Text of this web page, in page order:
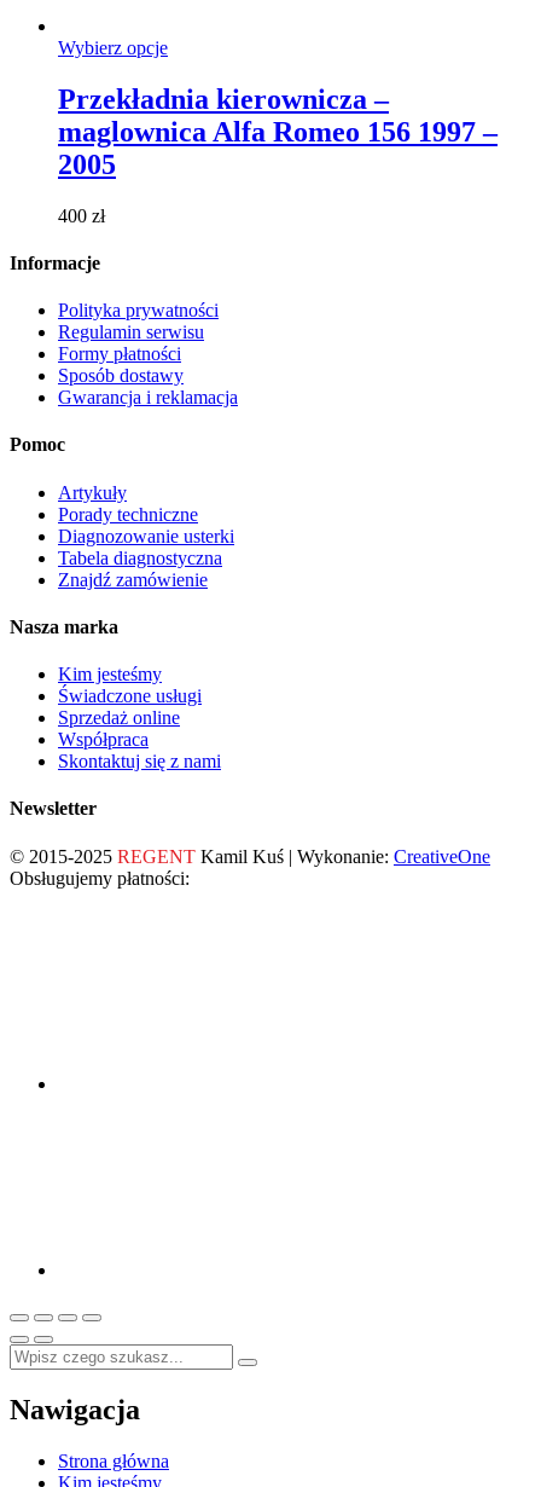
Wybierz opcjeTen
ma
wiele
wariantów.
Przekładnia kierownicza –
maglownica Alfa Romeo 156 1997 –
2005
400 zł
Informacje
Polityka prywatności
Regulamin serwisu
Formy płatności
Sposób dostawy
Gwarancja i reklamacja
Pomoc
Artykuły
Porady techniczne
Diagnozowanie usterki
Tabela diagnostyczna
Znajdź zamówienie
Nasza marka
Kim jesteśmy
Świadczone usługi
Sprzedaż online
Współpraca
Skontaktuj się z nami
Newsletter
© 2015-2025 REGENT Kamil Kuś | Wykonanie: CreativeOne
Obsługujemy płatności:
Nawigacja
Strona główna
Kim jesteśmy